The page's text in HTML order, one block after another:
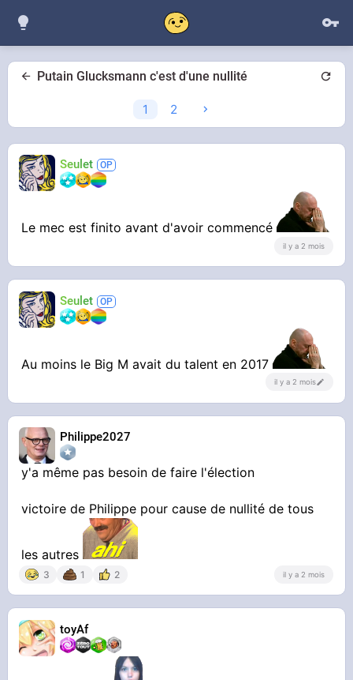
Putain Glucksmann c'est d'une nullité
1 2
Seulet
Le mec est finito avant d'avoir commencé
il y a 2 mois
Seulet
Au moins le Big M avait du talent en 2017
il y a 2 mois
Philippe2027
y'a même pas besoin de faire l'élection
victoire de Philippe pour cause de nullité de tous
les autres
3 1 2 il y a 2 mois
toyAf